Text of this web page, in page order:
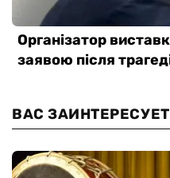
ВАС ЗАИНТЕРЕСУЕТ